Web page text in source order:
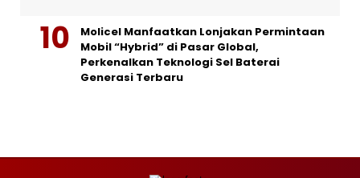
Molicel Manfaatkan Lonjakan Permintaan
Mobil “Hybrid” di Pasar Global,
Perkenalkan Teknologi Sel Baterai
Generasi Terbaru